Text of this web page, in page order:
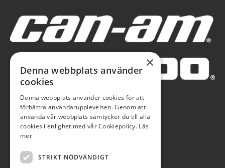
×
Denna webbplats använder
cookies
Denna webbplats använder cookies för att
förbättra användarupplevelsen. Genom att
använda vår webbplats samtycker du till alla
cookies i enlighet med vår Cookiepolicy. Läs
mer
STRIKT NÖDVÄNDIGT